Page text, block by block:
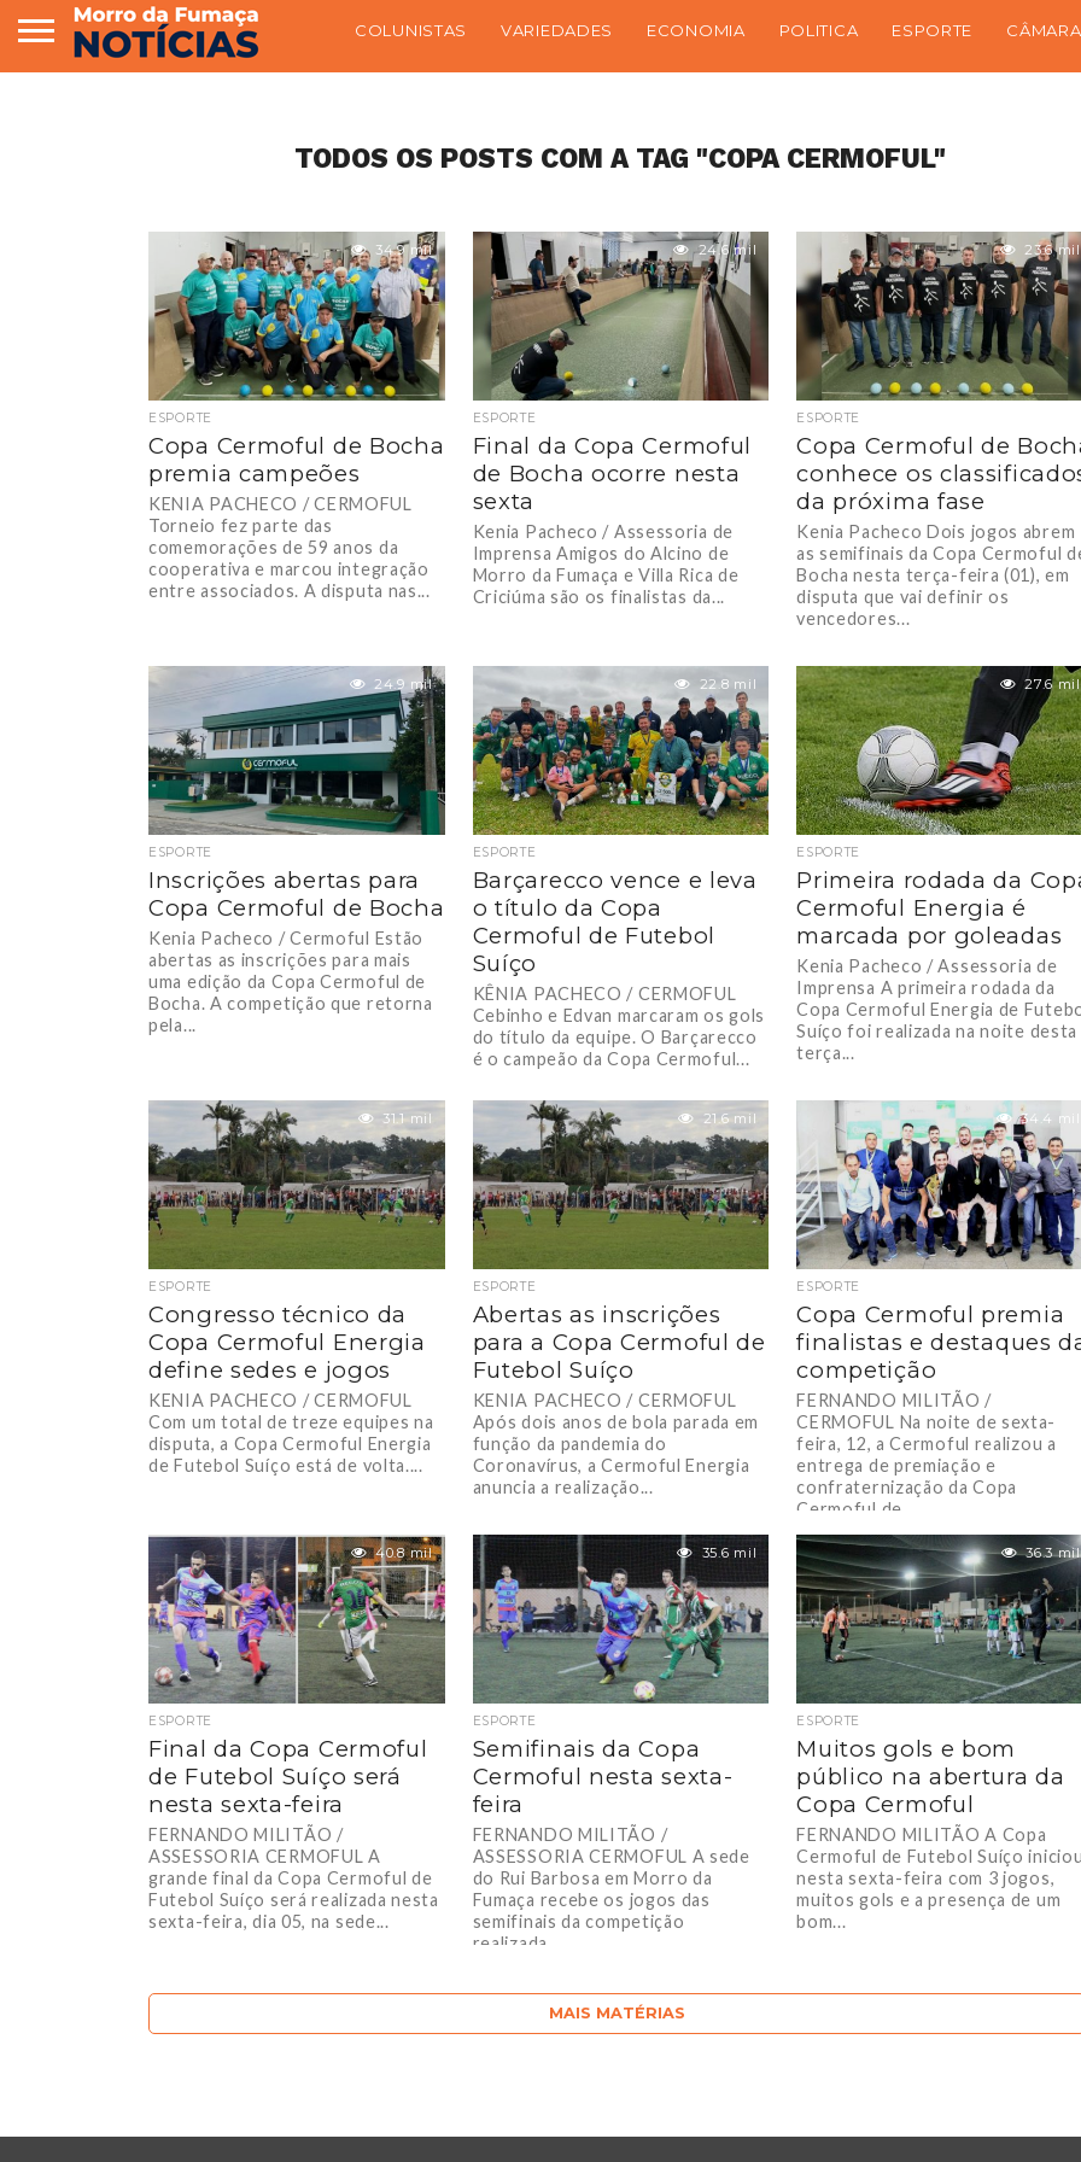
COLUNISTAS VARIEDADES ECONOMIA POLITICA ESPORTE
TODOS OS POSTS COM A TAG "COPA CERMOFUL"
34.9 mil
ESPORTE
Copa Cermoful de Bocha
premia campeões
KENIA PACHECO / CERMOFUL
Torneio fez parte das
comemorações de 59 anos da
cooperativa e marcou integração
entre associados. A disputa nas...
24.6 mil
ESPORTE
Final da Copa Cermoful
de Bocha ocorre nesta
sexta
Kenia Pacheco / Assessoria de
Imprensa Amigos do Alcino de
Morro da Fumaça e Villa Rica de
Criciúma são os finalistas da...
23.6 mil
ESPORTE
Copa Cermoful de
conhece os
da próxima fase
Kenia Pacheco Dois jogos abrem
as semifinais da Copa Cermoful
Bocha nesta terça-feira (01), em
disputa que vai definir os
vencedores...
24.9 mil
ESPORTE
Inscrições abertas para
Copa Cermoful de Bocha
Kenia Pacheco / Cermoful Estão
abertas as inscrições para mais
uma edição da Copa Cermoful de
Bocha. A competição que retorna
pela...
22.8 mil
ESPORTE
Barçarecco vence e leva
o título da Copa
Cermoful de Futebol
Suíço
KÊNIA PACHECO / CERMOFUL
Cebinho e Edvan marcaram os gols
do título da equipe. O Barçarecco
é o campeão da Copa Cermoful...
27.6 mil
ESPORTE
Primeira rodada da
Cermoful Energia é
marcada por goleadas
Kenia Pacheco / Assessoria de
Imprensa A primeira rodada da
Copa Cermoful Energia de
Suíço foi realizada na noite desta
terça...
31.1 mil
ESPORTE
Congresso técnico da
Copa Cermoful Energia
define sedes e jogos
KENIA PACHECO / CERMOFUL
Com um total de treze equipes na
disputa, a Copa Cermoful Energia
de Futebol Suíço está de volta....
21.6 mil
ESPORTE
Abertas as inscrições
para a Copa Cermoful de
Futebol Suíço
KENIA PACHECO / CERMOFUL
Após dois anos de bola parada em
função da pandemia do
Coronavírus, a Cermoful Energia
anuncia a realização...
34.4 mil
ESPORTE
Copa Cermoful premia
finalistas e destaques
competição
FERNANDO MILITÃO /
CERMOFUL Na noite de sexta-
feira, 12, a Cermoful realizou a
entrega de premiação e
confraternização da Copa
Cermoful de...
40.8 mil
ESPORTE
Final da Copa Cermoful
de Futebol Suíço será
nesta sexta-feira
FERNANDO MILITÃO /
ASSESSORIA CERMOFUL A
grande final da Copa Cermoful de
Futebol Suíço será realizada nesta
sexta-feira, dia 05, na sede...
35.6 mil
ESPORTE
Semifinais da Copa
Cermoful nesta sexta-
feira
FERNANDO MILITÃO /
ASSESSORIA CERMOFUL A sede
do Rui Barbosa em Morro da
Fumaça recebe os jogos das
semifinais da competição
realizada...
36.3 mil
ESPORTE
Muitos gols e bom
público na abertura da
Copa Cermoful
FERNANDO MILITÃO A Copa
Cermoful de Futebol Suíço
nesta sexta-feira com 3 jogos,
muitos gols e a presença de um
bom...
MAIS MATÉRIAS